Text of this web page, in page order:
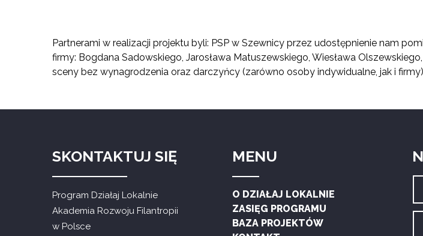
Partnerami w realizacji projektu byli: PSP w Szewnicy przez udostępnienie nam
firmy: Bogdana Sadowskiego, Jarosława Matuszewskiego, Wiesława
sceny bez wynagrodzenia oraz darczyńcy (zarówno osoby indywidualne, jak i
SKONTAKTUJ SIĘ
Program Działaj Lokalnie
Akademia Rozwoju Filantropii
w Polsce
MENU
O DZIAŁAJ LOKALNIE
ZASIĘG PROGRAMU
BAZA PROJEKTÓW